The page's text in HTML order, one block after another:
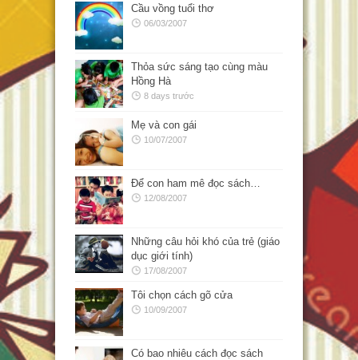
Cầu vồng tuổi thơ
06/03/2007
Thỏa sức sáng tạo cùng màu
Hồng Hà
8 days trước
Mẹ và con gái
10/07/2007
Để con ham mê đọc sách…
12/08/2007
Những câu hỏi khó của trẻ (giáo
dục giới tính)
17/08/2007
Tôi chọn cách gõ cửa
10/09/2007
Có bao nhiêu cách đọc sách